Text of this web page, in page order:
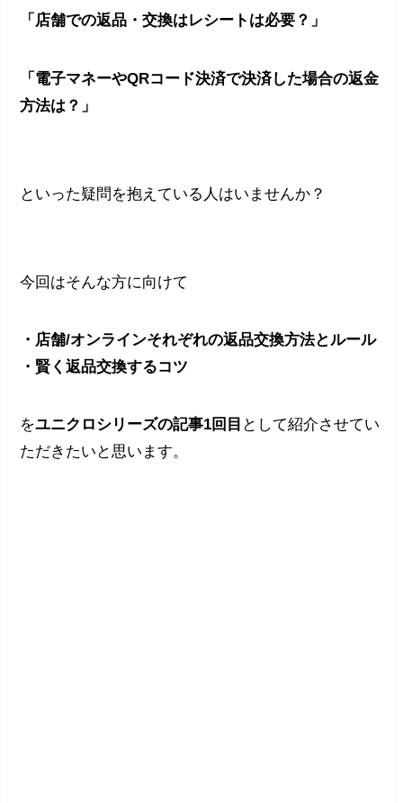
「店舗での返品・交換はレシートは必要？」
「電子マネーやQRコード決済で決済した場合の返金
方法は？」
といった疑問を抱えている人はいませんか？
今回はそんな方に向けて
・店舗/オンラインそれぞれの返品交換方法とルール
・賢く返品交換するコツ
をユニクロシリーズの記事1回目 として紹介させてい
ただきたいと思います。